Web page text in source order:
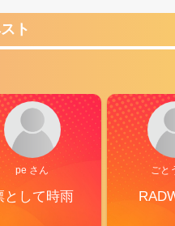
ト
pe さん
として時雨
ごと